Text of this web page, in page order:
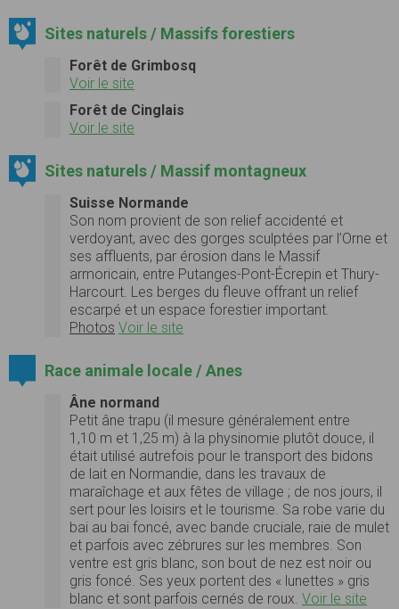
Sites naturels / Massifs forestiers
Forêt de Grimbosq
Voir le site
Forêt de Cinglais
Voir le site
Sites naturels / Massif montagneux
Suisse Normande
Son nom provient de son relief accidenté et
verdoyant, avec des gorges sculptées par l’Orne et
ses affluents, par érosion dans le Massif
armoricain, entre Putanges-Pont-Écrepin et Thury-
Harcourt. Les berges du fleuve offrant un relief
escarpé et un espace forestier important.
Photos Voir le site
Race animale locale / Anes
Âne normand
Petit âne trapu (il mesure généralement entre
1,10 m et 1,25 m) à la physinomie plutôt douce, il
était utilisé autrefois pour le transport des bidons
de lait en Normandie, dans les travaux de
maraîchage et aux fêtes de village ; de nos jours, il
sert pour les loisirs et le tourisme. Sa robe varie du
bai au bai foncé, avec bande cruciale, raie de mulet
et parfois avec zébrures sur les membres. Son
ventre est gris blanc, son bout de nez est noir ou
gris foncé. Ses yeux portent des « lunettes » gris
blanc et sont parfois cernés de roux. Voir le site